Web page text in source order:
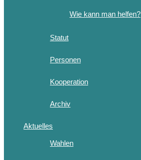
Wie kann man helfen?
Statut
Personen
Kooperation
Archiv
Aktuelles
Wahlen